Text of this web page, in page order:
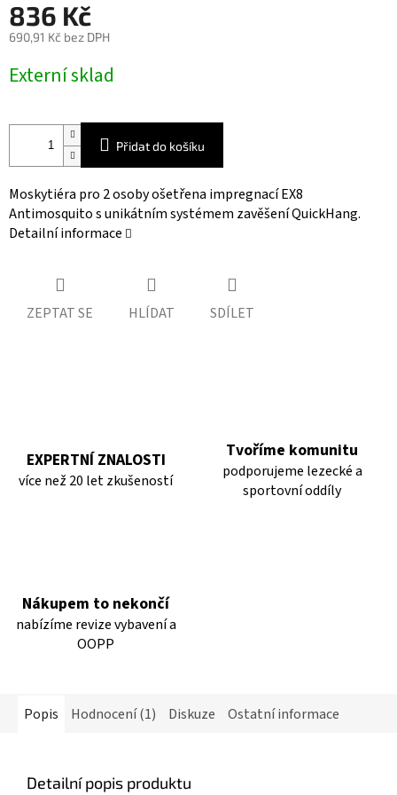
836 Kč
690,91 Kč bez DPH
cena:
Externí sklad
Přidat do košíku
Moskytiéra pro 2 osoby ošetřena impregnací EX8
Antimosquito s unikátním systémem zavěšení QuickHang.
Detailní informace
ZEPTAT SE HLÍDAT SDÍLET
EXPERTNÍ ZNALOSTI
více než 20 let zkušeností
Tvoříme komunitu
podporujeme lezecké a
sportovní oddíly
Nákupem to nekončí
nabízíme revize vybavení a
OOPP
Popis Hodnocení (1) Diskuze Ostatní informace
Detailní popis produktu